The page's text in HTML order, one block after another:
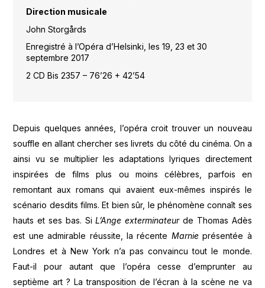
Direction musicale
John Storgårds
Enregistré à l’Opéra d’Helsinki, les 19, 23 et 30
septembre 2017
2 CD Bis 2357 – 76’26 + 42’54
Depuis quelques années, l’opéra croit trouver un nouveau
souffle en allant chercher ses livrets du côté du cinéma. On a
ainsi vu se multiplier les adaptations lyriques directement
inspirées de films plus ou moins célèbres, parfois en
remontant aux romans qui avaient eux-mêmes inspirés le
scénario desdits films. Et bien sûr, le phénomène connaît ses
hauts et ses bas. SiL’Ange exterminateurde Thomas Adès
est une admirable réussite, la récente Marnieprésentée à
Londres et à New York n’a pas convaincu tout le monde.
Faut-il pour autant que l’opéra cesse d’emprunter au
septième art ? La transposition de l’écran à la scène ne va